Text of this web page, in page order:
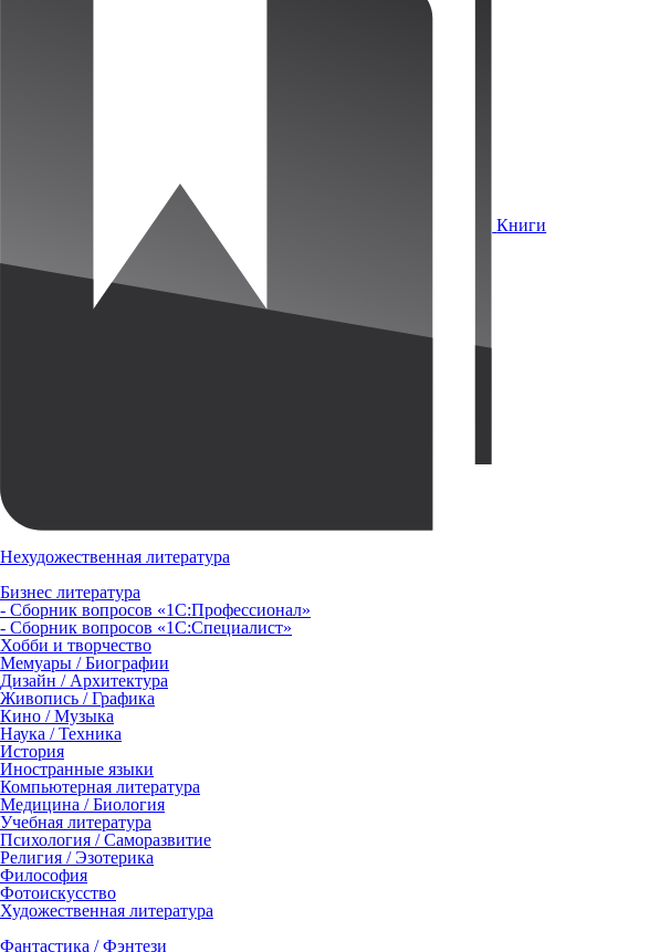
Книги
Нехудожественная литература
Бизнес литература
- Сборник вопросов «1С:Профессионал»
- Сборник вопросов «1С:Специалист»
Хобби и творчество
Мемуары / Биографии
Дизайн / Архитектура
Живопись / Графика
Кино / Музыка
Наука / Техника
История
Иностранные языки
Компьютерная литература
Медицина / Биология
Учебная литература
Психология / Саморазвитие
Религия / Эзотерика
Философия
Фотоискусство
Художественная литература
Фантастика / Фэнтези